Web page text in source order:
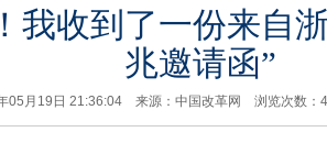
我收到了一份来自
兆邀请函”
05月19日 21:36:04 来源：中国改革网 浏览次数：